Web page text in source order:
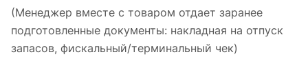
(Менеджер вместе с товаром отдает заранее
подготовленные документы: накладная на отпуск
запасов, фискальный/терминальный чек)